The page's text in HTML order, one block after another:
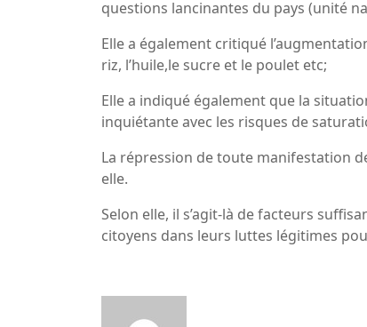
questions lancinantes du pays (unité
Elle a également critiqué
riz, l’huile,le sucre et le poulet etc;
Elle a indiqué également que la
inquiétante avec les risques de
La répression de toute manifestation
elle.
Selon elle, il s’agit-là de facteurs
citoyens dans leurs luttes légitimes